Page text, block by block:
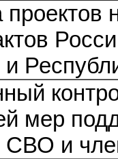
проектов
мер
СВО и